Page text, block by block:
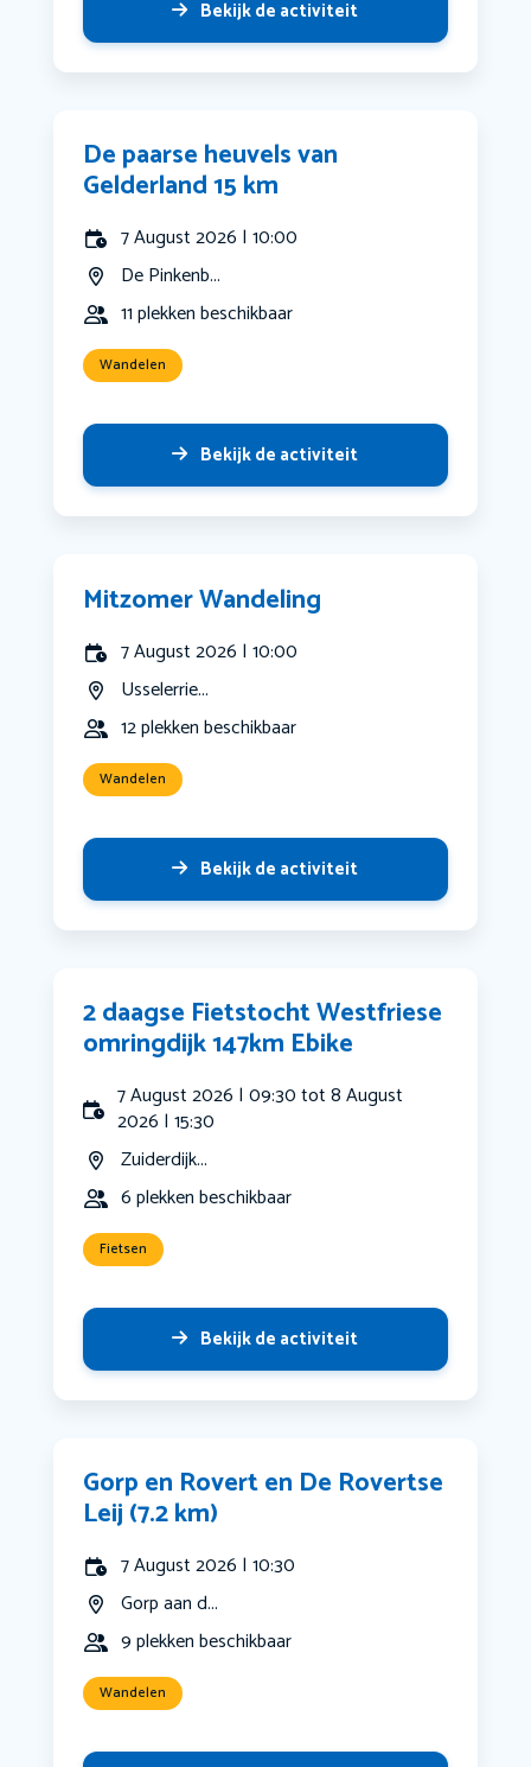
Bekijk de activiteit
De paarse heuvels van
Gelderland 15 km
7 August 2026 | 10:00
De Pinkenb...
11 plekken beschikbaar
Wandelen
Bekijk de activiteit
Mitzomer Wandeling
7 August 2026 | 10:00
Usselerrie...
12 plekken beschikbaar
Wandelen
Bekijk de activiteit
2 daagse Fietstocht Westfriese
omringdijk 147km Ebike
7 August 2026 | 09:30 tot 8 August
2026 | 15:30
Zuiderdijk...
6 plekken beschikbaar
Fietsen
Bekijk de activiteit
Gorp en Rovert en De Rovertse
Leij (7.2 km)
7 August 2026 | 10:30
Gorp aan d...
9 plekken beschikbaar
Wandelen